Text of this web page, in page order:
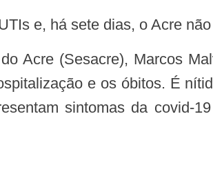
e, há sete dias, o Acre
e os óbitos. É
sintomas da covid-